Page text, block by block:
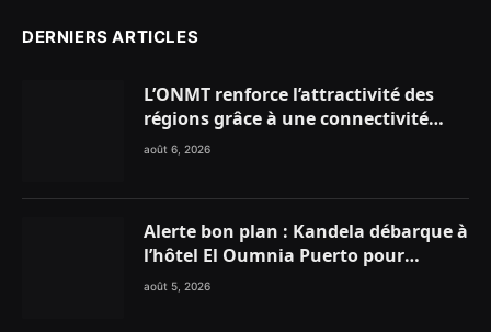
DERNIERS ARTICLES
L’ONMT renforce l’attractivité des
régions grâce à une connectivité
aérienne historique de Ryanair
août 6, 2026
Alerte bon plan : Kandela débarque à
l’hôtel El Oumnia Puerto pour
enflammer le Chiringuito Malibu
août 5, 2026